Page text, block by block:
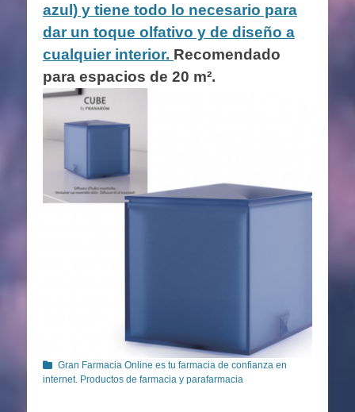
azul) y tiene todo lo necesario para
dar un toque olfativo y de diseño a
cualquier interior. Recomendado
para espacios de 20 m².
Categorías
Gran Farmacia Online es tu farmacia de confianza en
internet. Productos de farmacia y parafarmacia